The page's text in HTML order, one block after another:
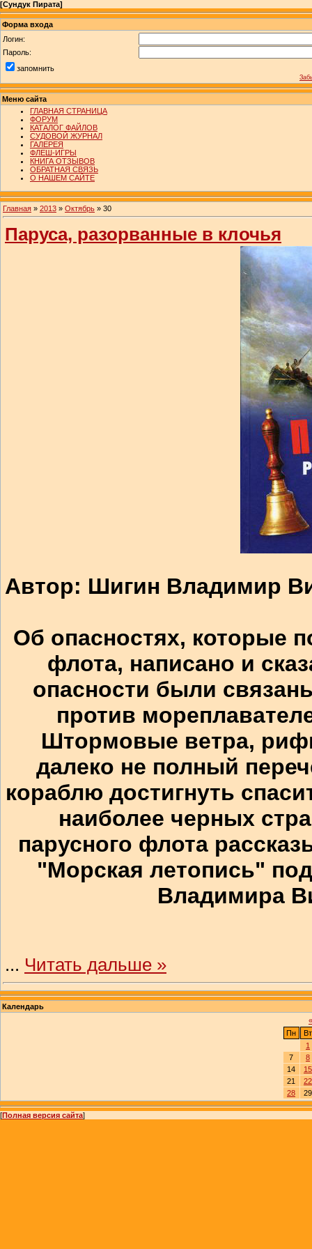
[Сундук Пирата]
Форма входа
Логин:
Пароль:
запомнить
Меню сайта
ГЛАВНАЯ СТРАНИЦА
ФОРУМ
КАТАЛОГ ФАЙЛОВ
СУДОВОЙ ЖУРНАЛ
ГАЛЕРЕЯ
ФЛЕШ-ИГРЫ
КНИГА ОТЗЫВОВ
ОБРАТНАЯ СВЯЗЬ
О НАШЕМ САЙТЕ
Главная » 2013 » Октябрь » 30
Паруса, разорванные в клочья
Автор: Шигин Владимир
Об опасностях, которые
флота, написано и
опасности были
против
Штормовые ветра,
далеко не полный
кораблю достигнуть
наиболее черных
парусного флота
"Морская летопись"
Владимира
... Читать дальше »
Календарь
«
Пн
Вт
1
7
8
14
15
21
22
28
29
[Полная версия сайта]